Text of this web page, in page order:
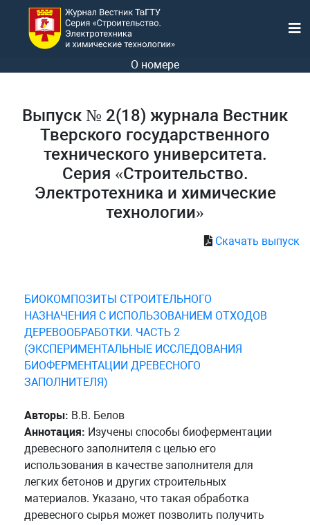
О номере
Выпуск № 2(18) журнала Вестник
Тверского государственного
технического университета.
Серия «Строительство.
Электротехника и химические
технологии»
Скачать выпуск
БИОКОМПОЗИТЫ СТРОИТЕЛЬНОГО
НАЗНАЧЕНИЯ С ИСПОЛЬЗОВАНИЕМ ОТХОДОВ
ДЕРЕВООБРАБОТКИ. ЧАСТЬ 2
(ЭКСПЕРИМЕНТАЛЬНЫЕ ИССЛЕДОВАНИЯ
БИОФЕРМЕНТАЦИИ ДРЕВЕСНОГО
ЗАПОЛНИТЕЛЯ)
Авторы: В.В. Белов
Аннотация: Изучены способы биоферментации
древесного заполнителя с целью его
использования в качестве заполнителя для
легких бетонов и других строительных
материалов. Указано, что такая обработка
древесного сырья может позволить получить